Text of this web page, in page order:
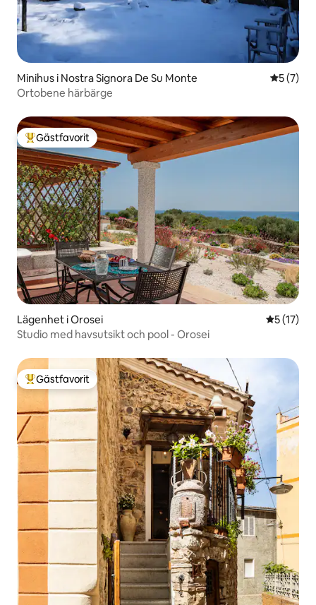
Minihus i Nostra Signora De Su Monte 5 av 5 i
5 (7)
Ortobene härbärge
Populär gästfavorit
Gästfavorit
Lägenhet i Orosei 5 av 5 i
5 (17)
Studio med havsutsikt och pool - Orosei
Populär gästfavorit
Gästfavorit